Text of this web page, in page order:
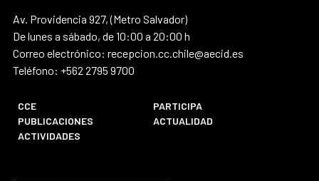
Av. Providencia 927, (Metro Salvador)
De lunes a sábado, de 10:00 a 20:00 h
Correo electrónico: recepcion.cc.chile@aecid.es
Teléfono: +562 2795 9700
CCE
PARTICIPA
PUBLICACIONES
ACTUALIDAD
ACTIVIDADES